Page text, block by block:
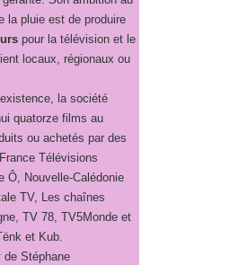
la pluie est de produire
pour la télévision et le
locaux, régionaux ou
la société
quatorze films au
ou achetés par des
Télévisions
Ô, Nouvelle-Calédonie
TV, Les chaînes
TV 78, TV5Monde et
et Kub.
de Stéphane